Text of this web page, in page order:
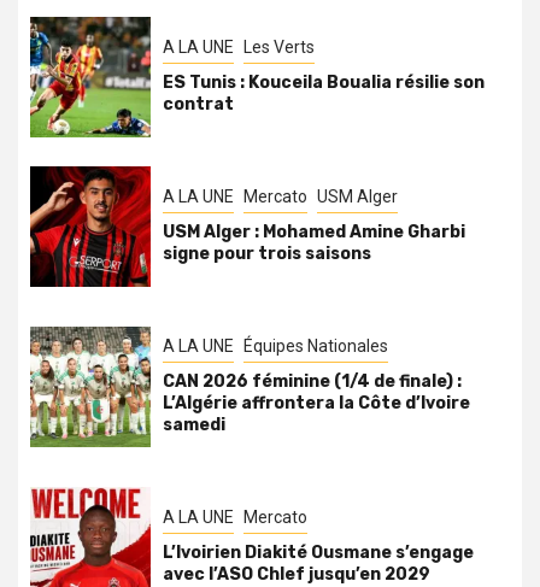
A LA UNE Les Verts
ES Tunis : Kouceila Boualia résilie son
contrat
A LA UNE Mercato USM Alger
USM Alger : Mohamed Amine Gharbi
signe pour trois saisons
A LA UNE Équipes Nationales
CAN 2026 féminine (1/4 de finale) :
L’Algérie affrontera la Côte d’Ivoire
samedi
A LA UNE Mercato
L’Ivoirien Diakité Ousmane s’engage
avec l’ASO Chlef jusqu’en 2029